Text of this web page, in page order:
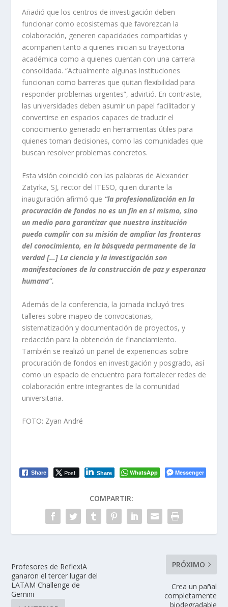
Añadió que los centros de investigación deben
funcionar como ecosistemas que favorezcan la
colaboración, generen capacidades compartidas y
acompañen tanto a quienes inician su trayectoria
académica como a quienes cuentan con una carrera
consolidada. “Actualmente algunas instituciones
funcionan como barreras que quitan flexibilidad para
responder problemas urgentes”, advirtió. En contraste,
las universidades deben asumir un papel facilitador y
convertirse en espacios capaces de traducir el
conocimiento generado en herramientas útiles para
quienes toman decisiones, como las comunidades que
buscan resolver problemas concretos.
Esta visión coincidió con las palabras de Alexander
Zatyrka, SJ, rector del ITESO, quien durante la
inauguración afirmó que “la profesionalización en la
procuración de fondos no es un fin en sí mismo, sino
un medio para garantizar que nuestra institución
pueda cumplir con su misión de ampliar las fronteras
del conocimiento, en la búsqueda permanente de la
verdad […] La ciencia y la investigación son
manifestaciones de la construcción de paz y esperanza
humana”.
Además de la conferencia, la jornada incluyó tres
talleres sobre mapeo de convocatorias,
sistematización y documentación de proyectos, y
redacción para la obtención de financiamiento.
También se realizó un panel de experiencias sobre
procuración de fondos en investigación y posgrado, así
como un espacio de encuentro para fortalecer redes de
colaboración entre integrantes de la comunidad
universitaria.
FOTO: Zyan André
Share Post Share WhatsApp Messenger
COMPARTIR:
Profesores de ReflexIA
ganaron el tercer lugar del
LATAM Challenge de
Gemini
PRÓXIMO
Crea un pañal
completamente
biodegradable